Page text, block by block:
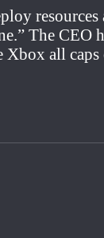
The CEO
Xbox all